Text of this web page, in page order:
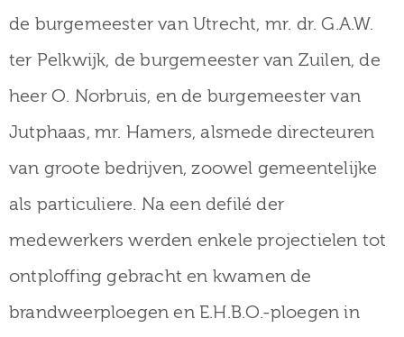
de burgemeester van Utrecht, mr. dr. G.A.W.
ter Pelkwijk, de burgemeester van Zuilen, de
heer O. Norbruis, en de burgemeester van
Jutphaas, mr. Hamers, alsmede directeuren
van groote bedrijven, zoowel gemeentelijke
als particuliere. Na een defilé der
medewerkers werden enkele projectielen tot
ontploffing gebracht en kwamen de
brandweerploegen en E.H.B.O.-ploegen in